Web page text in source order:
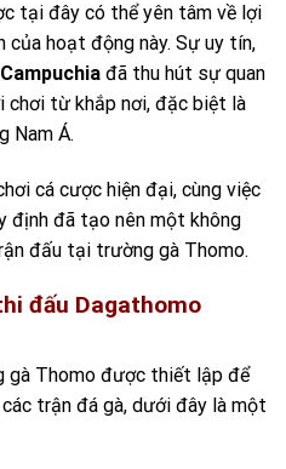
tại đây có thể yên tâm về lợi
của hoạt động này. Sự uy tín,
đã thu hút sự quan
chơi từ khắp nơi, đặc biệt là
Nam Á.
cá cược hiện đại, cùng việc
định đã tạo nên một không
đấu tại trường gà Thomo.
đấu Dagathomo
gà Thomo được thiết lập để
trận đá gà, dưới đây là một